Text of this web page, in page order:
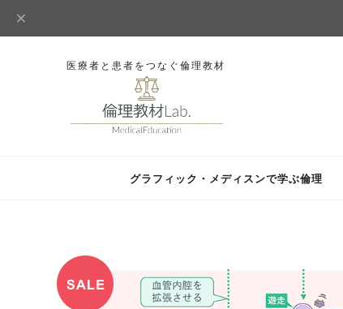
医療者と患者をつなぐ倫理教材
グラフィック・メディスンで学ぶ倫理